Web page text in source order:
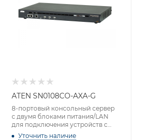
ATEN SN0108CO-AXA-G
8-портовый консольный сервер
с двумя блоками питания/LAN
для подключения устройств с
последовательным интерфейсом
Уточнить наличие